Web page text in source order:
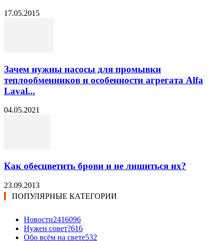
17.05.2015
Зачем нужны насосы для промывки
теплообменников и особенности агрегата Alfa
Laval...
04.05.2021
Как обесцветить брови и не лишиться их?
23.09.2013
ПОПУЛЯРНЫЕ КАТЕГОРИИ
Новости2416096
Нужен совет?616
Обо всём на свете532